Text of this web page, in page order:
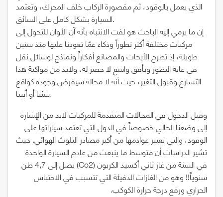
الذي يعمل بالوقود، ثم مقصورة الركاب خلف المحرك، وتعتمد
السيارة بشكل كامل على السائق.
إن ما يرمي إليه الباحث هو لفت الانتباه بأنه آن الأوان للتحول إلى
مركبات مختلفة أكثر تطوراً وذكاء عمّا تعودنا عليها منذ سنين
طويلة، إذ تطرح الأبحاث والمصانع أفكاراً ونماذج لوسائل نقل
في غاية التطور وبأفق واسع لا حصر له، ولابد من مواكبة هذا
التسارع وقبول التغير، حيث أنه لا محالة سيفرض وجوده كواقع
شئنا أو أبينا.
وقبل الدخول في المجالات المتقدمة للمركبات لابد من الإشارة
إلى وضعنا الحالي خصوصاً في الدول التي تعتمد سياراتها على
الوقود، والتي تعتبر عوادمها من أكبر مصادر التلوث الهوائي. حيث
تشير الدراسات أن متوسط ما ينبعث من عادم السيارة الواحدة
في السنة من غاز ثاني أكسيد الكربون(Co2) يصل إلى4,7طن
سنوياً!! وهو من الغازات الدفيئة التي تتسبب في الاحتباس
الحراري ورفع درجة حرارة الكوكب.